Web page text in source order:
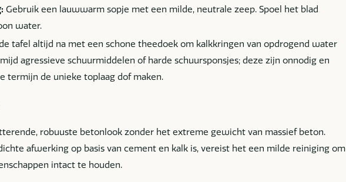
Gebruik een lauwwarm sopje met een milde, neutrale zeep. Spoel het blad
water.
tafel altijd na met een schone theedoek om kalkkringen van opdrogend water
agressieve schuurmiddelen of harde schuursponsjes; deze zijn onnodig en
termijn de unieke toplaag dof maken.
robuuste betonlook zonder het extreme gewicht van massief beton.
afwerking op basis van cement en kalk is, vereist het een milde reiniging om
intact te houden.